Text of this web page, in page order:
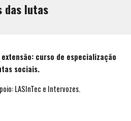
das lutas
curso de especialização
sociais.
LASInTec e Intervozes.